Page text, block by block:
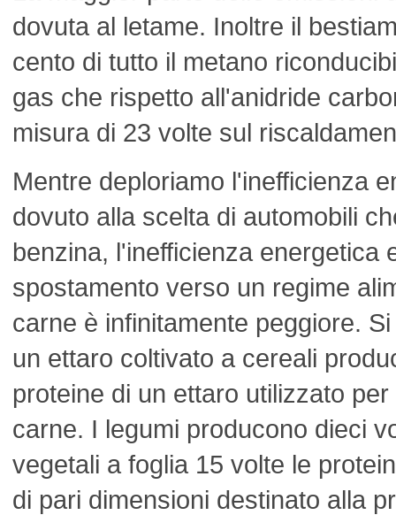
dovuta al letame. Inoltre il
cento di tutto il metano
gas che rispetto all'anidride
misura di 23 volte sul
Mentre deploriamo l'inefficienza
dovuto alla scelta di automobili
benzina, l'inefficienza energetica
spostamento verso un regime
carne è infinitamente peggiore.
un ettaro coltivato a cereali
proteine di un ettaro utilizzato
carne. I legumi producono dieci
vegetali a foglia 15 volte le
di pari dimensioni destinato alla